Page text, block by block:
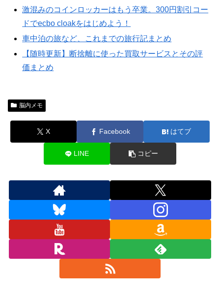
激混みのコインロッカーはもう卒業。300円割引コー
ドでecbo cloakをはじめよう！
車中泊の旅など、これまでの旅行記まとめ
【随時更新】断捨離に使った買取サービスとその評
価まとめ
脳内メモ
X Facebook はてブ
LINE コピー